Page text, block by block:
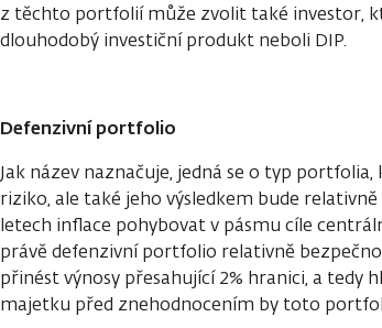
z těchto portfolií může zvolit také investor,
dlouhodobý investiční produkt neboli DIP.
Defenzivní portfolio
Jak název naznačuje, jedná se o typ
riziko, ale také jeho výsledkem bude
letech inflace pohybovat v pásmu cíle
právě defenzivní portfolio relativně
přinést výnosy přesahující 2% hranici, a tedy
majetku před znehodnocením by toto